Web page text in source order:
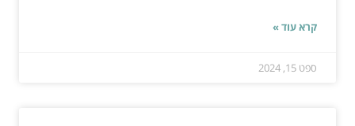
קרא עוד »
ספט 15, 2024